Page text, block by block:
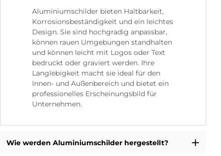
Aluminiumschilder bieten Haltbarkeit,
Korrosionsbeständigkeit und ein leichtes
Design. Sie sind hochgradig anpassbar,
können rauen Umgebungen standhalten
und können leicht mit Logos oder Text
bedruckt oder graviert werden. Ihre
Langlebigkeit macht sie ideal für den
Innen- und Außenbereich und bietet ein
professionelles Erscheinungsbild für
Unternehmen.
Wie werden Aluminiumschilder hergestellt?